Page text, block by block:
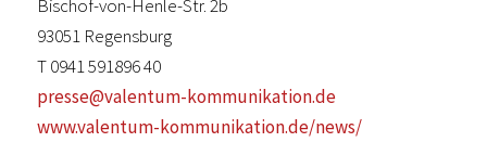
Bischof-von-Henle-Str. 2b
93051 Regensburg
T 0941 591896 40
presse@valentum-kommunikation.de
www.valentum-kommunikation.de/news/